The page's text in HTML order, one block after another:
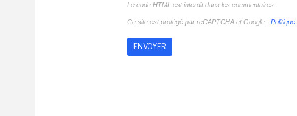
Le code HTML est interdit dans les commentaires
Ce site est protégé par reCAPTCHA et Google -